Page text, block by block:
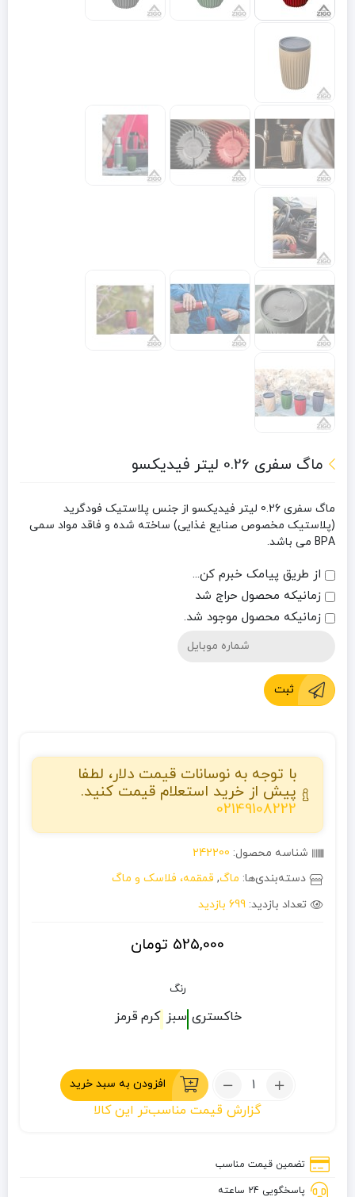
ماگ سفری 0.26 لیتر فیدیکسو
ماگ سفری 0.26 لیتر فیدیکسو از جنس پلاستیک فودگرید
(پلاستیک مخصوص صنایع غذایی) ساخته شده و فاقد مواد سمی
BPA می باشد.
از طریق پیامک خبرم کن...
زمانیکه محصول حراج شد
زمانیکه محصول موجود شد.
ثبت
با توجه به نوسانات قیمت دلار، لطفا
پیش از خرید استعلام قیمت کنید.
02149108222
شناسه محصول: 242200
دسته‌بندی‌ها: ماگ, قمقمه، فلاسک و ماگ
تعداد بازدید: 699 بازدید
525,000 تومان
رنگ
خاکستری سبز کرم قرمز
تعداد:
سفری
فیدیکسو
افزودن به سبد خرید
گزارش قیمت مناسب‌تر این کالا
تضمین قیمت مناسب
پاسخگویی 24 ساعته